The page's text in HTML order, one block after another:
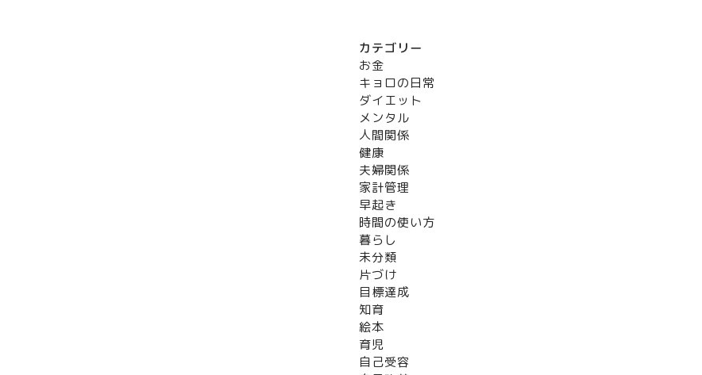
カテゴリー
お金
キョロの日常
ダイエット
メンタル
人間関係
健康
夫婦関係
家計管理
早起き
時間の使い方
暮らし
未分類
片づけ
目標達成
知育
絵本
育児
自己受容